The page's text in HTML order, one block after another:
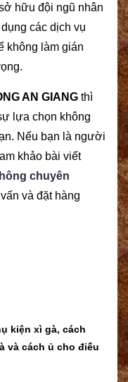
hữu đội ngũ nhân
các dịch vụ
không làm gián
AN GIANG thì
lựa chọn không
Nếu bạn là người
khảo bài viết
chuyên
và đặt hàng
kiện xì gà, cách
và cách ủ cho điếu